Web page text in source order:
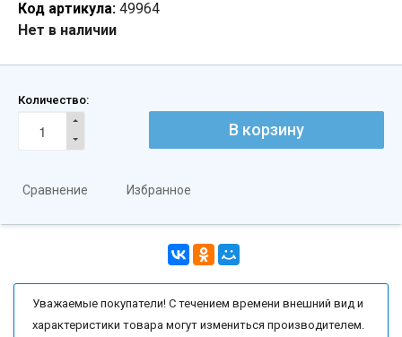
Код артикула: 49964
Нет в наличии
Количество:
В корзину
Сравнение Избранное
Уважаемые покупатели! С течением времени внешний вид и
характеристики товара могут измениться производителем.